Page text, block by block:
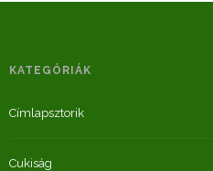
KATEGÓRIÁK
Címlapsztorik
Cukiság